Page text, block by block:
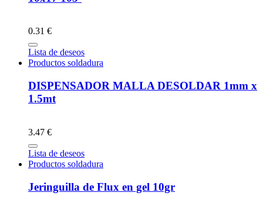
0.31 €
Lista de deseos
Productos soldadura
DISPENSADOR MALLA DESOLDAR 1mm x
1.5mt
3.47 €
Lista de deseos
Productos soldadura
Jeringuilla de Flux en gel 10gr